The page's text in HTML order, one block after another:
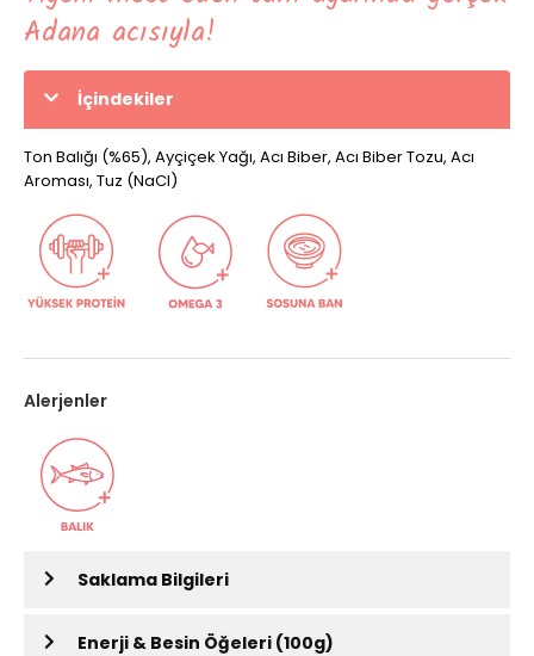
Adana acısıyla!
İçindekiler
Ton Balığı (%65), Ayçiçek Yağı, Acı Biber, Acı Biber Tozu, Acı
Aroması, Tuz (NaCI)
Alerjenler
Saklama Bilgileri
Enerji & Besin Öğeleri (100g)